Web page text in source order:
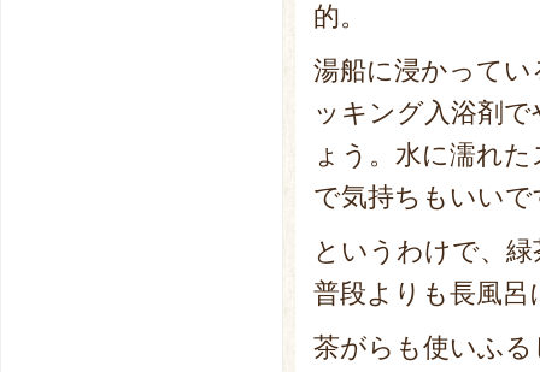
的。
湯船に浸かって
ッキング入浴剤
ょう。水に濡れ
で気持ちもいいで
というわけで、
普段よりも長風
茶がらも使いふ